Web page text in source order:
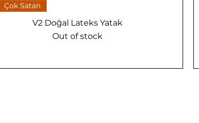
Çok Satan
V2 Doğal Lateks Yatak
Out of stock